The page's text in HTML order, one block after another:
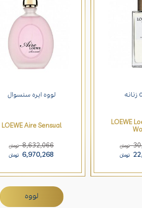
LOEWE
تومان
تومان
لووه ایره سنسوال
LOEWE Aire Sensual
8,632,066 تومان
6,970,268 تومان
لووه